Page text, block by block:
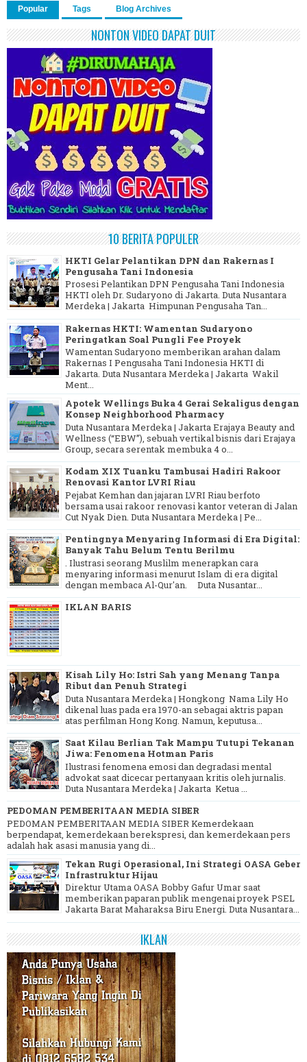
Popular Tags Blog Archives
NONTON VIDEO DAPAT DUIT
10 BERITA POPULER
HKTI Gelar Pelantikan DPN dan Rakernas I
Pengusaha Tani Indonesia
Prosesi Pelantikan DPN Pengusaha Tani Indonesia
HKTI oleh Dr. Sudaryono di Jakarta. Duta Nusantara
Merdeka | Jakarta Himpunan Pengusaha Tan...
Rakernas HKTI: Wamentan Sudaryono
Peringatkan Soal Pungli Fee Proyek
Wamentan Sudaryono memberikan arahan dalam
Rakernas I Pengusaha Tani Indonesia HKTI di
Jakarta. Duta Nusantara Merdeka | Jakarta Wakil
Ment...
Apotek Wellings Buka 4 Gerai Sekaligus dengan
Konsep Neighborhood Pharmacy
Duta Nusantara Merdeka | Jakarta Erajaya Beauty and
Wellness (“EBW”), sebuah vertikal bisnis dari Erajaya
Group, secara serentak membuka 4 o...
Kodam XIX Tuanku Tambusai Hadiri Rakoor
Renovasi Kantor LVRI Riau
Pejabat Kemhan dan jajaran LVRI Riau berfoto
bersama usai rakoor renovasi kantor veteran di Jalan
Cut Nyak Dien. Duta Nusantara Merdeka | Pe...
Pentingnya Menyaring Informasi di Era Digital:
Banyak Tahu Belum Tentu Berilmu
. Ilustrasi seorang Muslilm menerapkan cara
menyaring informasi menurut Islam di era digital
dengan membaca Al-Qur'an. Duta Nusantar...
IKLAN BARIS
Kisah Lily Ho: Istri Sah yang Menang Tanpa
Ribut dan Penuh Strategi
Duta Nusantara Merdeka | Hongkong Nama Lily Ho
dikenal luas pada era 1970-an sebagai aktris papan
atas perfilman Hong Kong. Namun, keputusa...
Saat Kilau Berlian Tak Mampu Tutupi Tekanan
Jiwa: Fenomena Hotman Paris
Ilustrasi fenomena emosi dan degradasi mental
advokat saat dicecar pertanyaan kritis oleh jurnalis.
Duta Nusantara Merdeka | Jakarta Ketua ...
PEDOMAN PEMBERITAAN MEDIA SIBER
PEDOMAN PEMBERITAAN MEDIA SIBER Kemerdekaan
berpendapat, kemerdekaan berekspresi, dan kemerdekaan pers
adalah hak asasi manusia yang di...
Tekan Rugi Operasional, Ini Strategi OASA Geber
Infrastruktur Hijau
Direktur Utama OASA Bobby Gafur Umar saat
memberikan paparan publik mengenai proyek PSEL
Jakarta Barat Maharaksa Biru Energi. Duta Nusantara...
IKLAN